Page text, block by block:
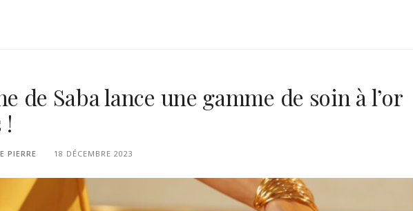
de Saba lance une gamme de soin à l’or
!
PIERRE 18 DÉCEMBRE 2023